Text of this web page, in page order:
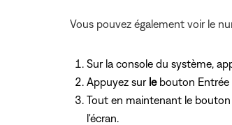
Vous pouvez également voir le
Sur la console du système,
Appuyez sur lebouton Entrée
Tout en maintenant le bouton
l'écran.